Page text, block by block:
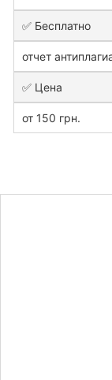
✅ Бесплатно
отчет
✅ Цена
от 150 грн.